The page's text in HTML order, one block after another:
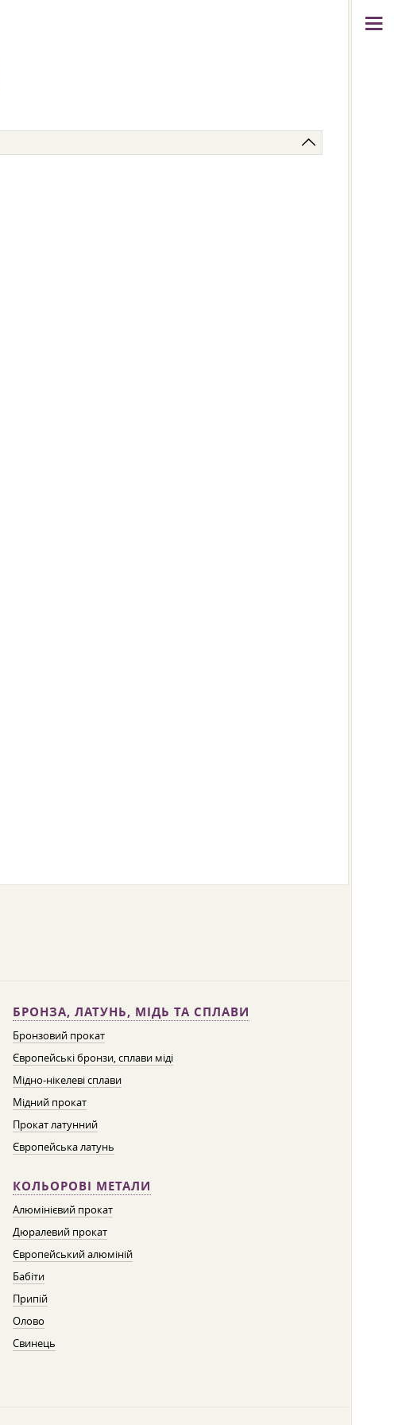
БРОНЗА, ЛАТУНЬ, МІДЬ ТА СПЛАВИ
Бронзовий прокат
Європейські бронзи, сплави міді
Мідно-нікелеві сплави
Мідний прокат
Прокат латунний
Європейська латунь
КОЛЬОРОВІ МЕТАЛИ
Алюмінієвий прокат
Дюралевий прокат
Європейський алюміній
Бабіти
Припій
Олово
Свинець